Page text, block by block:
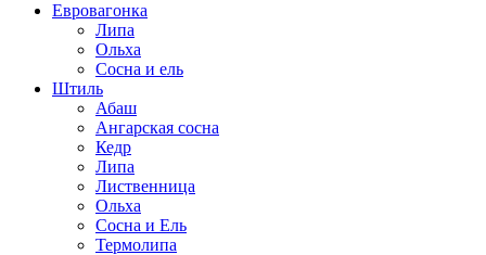
Евровагонка
Липа
Ольха
Сосна и ель
Штиль
Абаш
Ангарская сосна
Кедр
Липа
Лиственница
Ольха
Сосна и Ель
Термолипа